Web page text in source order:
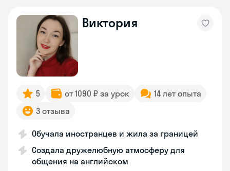
Виктория
5 от 1090 ₽ за урок
14 лет опыта
3 отзыва
Обучала иностранцев и жила за границей
Создала дружелюбную атмосферу для
общения на английском